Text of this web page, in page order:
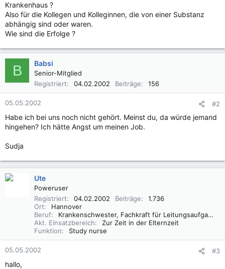
Krankenhaus ?
Also für die Kollegen und Kolleginnen, die von einer Substanz
abhängig sind oder waren.
Wie sind die Erfolge ?
B Babsi
Senior-Mitglied
Registriert
04.02.2002 Beiträge 156
05.05.2002 #2
Habe ich bei uns noch nicht gehört. Meinst du, da würde jemand
hingehen? Ich hätte Angst um meinen Job.
Sudja
Ute
Poweruser
Registriert
04.02.2002 Beiträge
1.736
Ort
Hannover
Beruf
Krankenschwester, Fachkraft für Leitungsaufgaben in der Pflege (FLP)
Akt. Einsatzbereich
Zur Zeit in der Elternzeit
Funktion
Study nurse
05.05.2002 #3
hallo,